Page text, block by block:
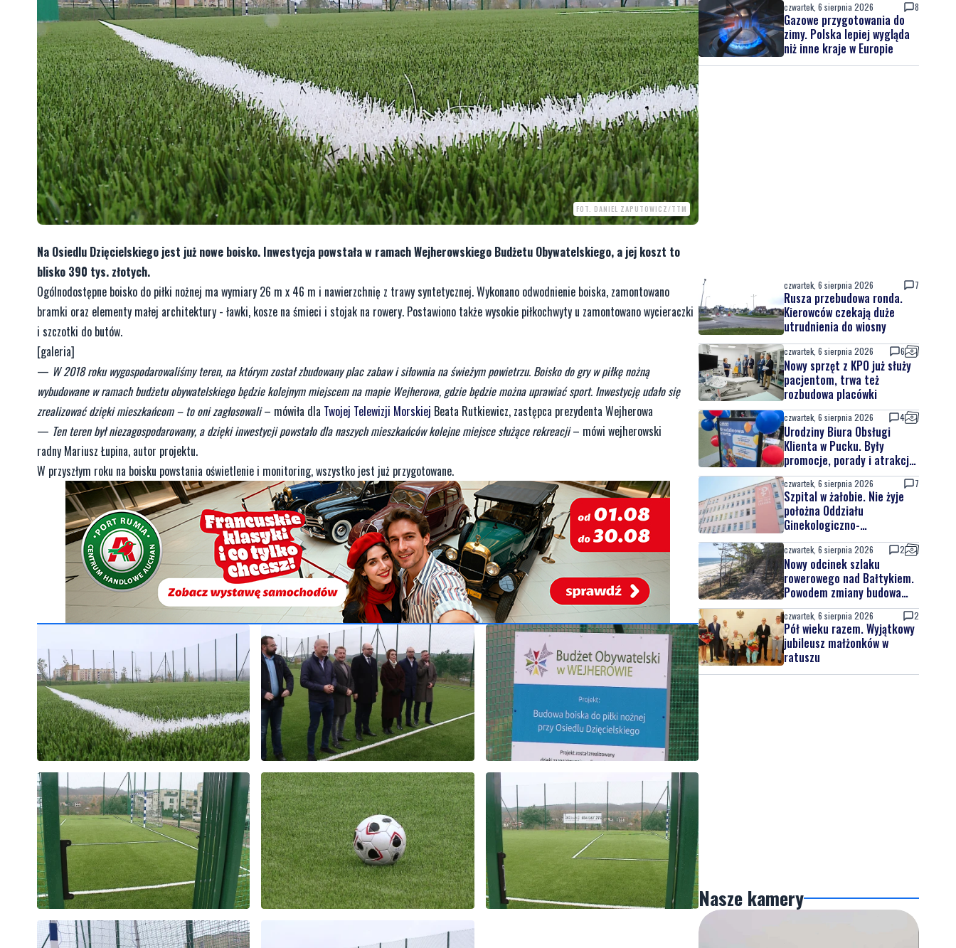
FOT. DANIEL ZAPUTOWICZ/TTM
Na Osiedlu Dzięcielskiego jest już nowe boisko. Inwestycja powstała w ramach Wejherowskiego Budżetu Obywatelskiego, a jej koszt to
blisko 390 tys. złotych.
Ogólnodostępne boisko do piłki nożnej ma wymiary 26 m x 46 m i nawierzchnię z trawy syntetycznej. Wykonano odwodnienie boiska, zamontowano
bramki oraz elementy małej architektury - ławki, kosze na śmieci i stojak na rowery. Postawiono także wysokie piłkochwyty u zamontowano wycieraczki
i szczotki do butów.
[galeria]
— W 2018 roku wygospodarowaliśmy teren, na którym został zbudowany plac zabaw i siłownia na świeżym powietrzu. Boisko do gry w piłkę nożną
wybudowane w ramach budżetu obywatelskiego będzie kolejnym miejscem na mapie Wejherowa, gdzie będzie można uprawiać sport. Inwestycję udało się
zrealizować dzięki mieszkańcom – to oni zagłosowali– mówiła dla Twojej Telewizji Morskiej Beata Rutkiewicz, zastępca prezydenta Wejherowa
— Ten teren był niezagospodarowany, a dzięki inwestycji powstało dla naszych mieszkańców kolejne miejsce służące rekreacji– mówi wejherowski
radny Mariusz Łupina, autor projektu.
W przyszłym roku na boisku powstania oświetlenie i monitoring, wszystko jest już przygotowane.
czwartek, 6 sierpnia 2026 8
Gazowe przygotowania do
zimy. Polska lepiej wygląda
niż inne kraje w Europie
czwartek, 6 sierpnia 2026 7
Rusza przebudowa ronda.
Kierowców czekają duże
utrudnienia do wiosny
czwartek, 6 sierpnia 2026 6
Nowy sprzęt z KPO już służy
pacjentom, trwa też
rozbudowa placówki
czwartek, 6 sierpnia 2026 4
Urodziny Biura Obsługi
Klienta w Pucku. Były
promocje, porady i atrakcje
dla najmłodszych
czwartek, 6 sierpnia 2026 7
Szpital w żałobie. Nie żyje
położna Oddziału
Ginekologiczno-
Położniczego
czwartek, 6 sierpnia 2026 2
Nowy odcinek szlaku
rowerowego nad Bałtykiem.
Powodem zmiany budowa
elektrowni jądrowej
czwartek, 6 sierpnia 2026 2
Pół wieku razem. Wyjątkowy
jubileusz małżonków w
ratuszu
Nasze kamery